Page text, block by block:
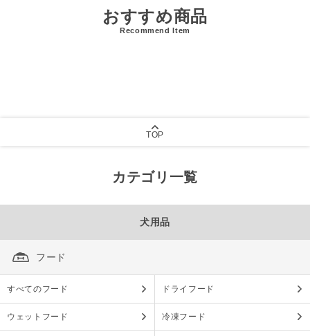
おすすめ商品
Recommend Item
TOP
カテゴリ一覧
犬用品
フード
すべてのフード ドライフード
ウェットフード 冷凍フード